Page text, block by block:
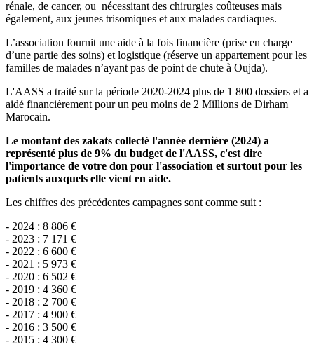
rénale, de cancer, ou nécessitant des chirurgies coûteuses mais
également, aux jeunes trisomiques et aux malades cardiaques.
L’association fournit une aide à la fois financière (prise en charge
d’une partie des soins) et logistique (réserve un appartement pour les
familles de malades n’ayant pas de point de chute à Oujda).
L'AASS a traité sur la période 2020-2024 plus de 1 800 dossiers et a
aidé financièrement pour un peu moins de 2 Millions de Dirham
Marocain.
Le montant des zakats collecté l'année dernière (2024) a
représenté plus de 9% du budget de l'AASS, c'est dire
l'importance de votre don pour l'association et surtout pour les
patients auxquels elle vient en aide.
Les chiffres des précédentes campagnes sont comme suit :
- 2024 : 8 806 €
- 2023 : 7 171 €
- 2022 : 6 600 €
- 2021 : 5 973 €
- 2020 : 6 502 €
- 2019 : 4 360 €
- 2018 : 2 700 €
- 2017 : 4 900 €
- 2016 : 3 500 €
- 2015 : 4 300 €